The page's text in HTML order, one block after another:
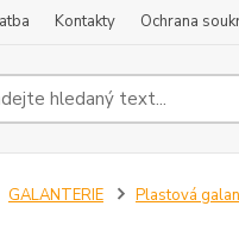
Kontakty Ochrana
GALANTERIE Plastová